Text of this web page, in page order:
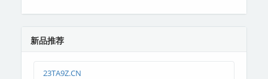
新品推荐
23TA9Z.CN